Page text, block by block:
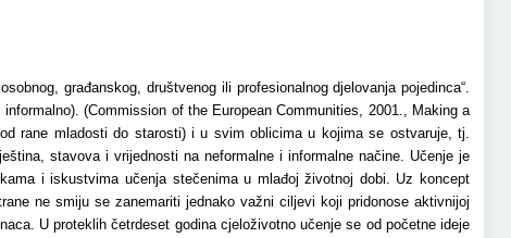
građanskog, društvenog ili profesionalnog djelovanja pojedinca“.
(Commission of the European Communities, 2001., Making a
rane mladosti do starosti) i u svim oblicima u kojima se ostvaruje, tj.
stavova i vrijednosti na neformalne i informalne načine. Učenje je
i iskustvima učenja stečenima u mlađoj životnoj dobi. Uz koncept
ne smiju se zanemariti jednako važni ciljevi koji pridonose aktivnijoj
U proteklih četrdeset godina cjeloživotno učenje se od početne ideje